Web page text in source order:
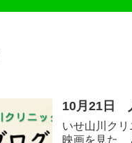
10月21日
いせ山川ク
映画を見た